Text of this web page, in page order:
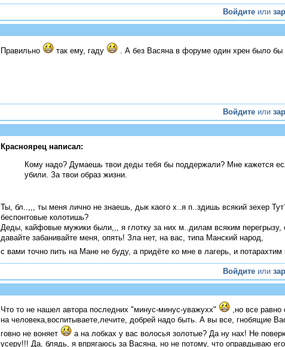
Войдите или
Правильно так ему, гаду . А без Васяна в форуме один хрен было бы
Войдите или
Красноярец написал:
Кому надо? Думаешь твои деды тебя бы поддержали? Мне кажется
убили. За твои образ жизни.
Ты, бл..,,, ты меня лично не знаешь, дык каого х..я п..здишь всякий зехер
беспонтовые колотишь?
Деды, кайфовые мужики были,,, я глотку за них м..дилам всяким перегрызу,
давайте забанивайте меня, опять! Зла нет, на вас, типа Манский народ,
с вами точно пить на Мане не буду, а придёте ко мне в лагерь, и
Войдите или
Что то не нашел автора последних "минус-минус-уважухх" ,но все равно
на человека,воспитываете,лечите, добрей надо быть. А вы все, гнобящие
говно не воняет
а на лобках у вас волосья золотые? Да ну нах! Не
усеру!!! Да, блядь, я впрягаюсь за Васяна, но не потому, что оправдываю